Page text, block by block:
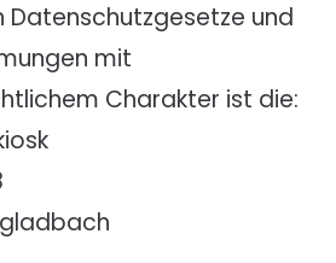
Datenschutzgesetze und
mit
Charakter ist die: